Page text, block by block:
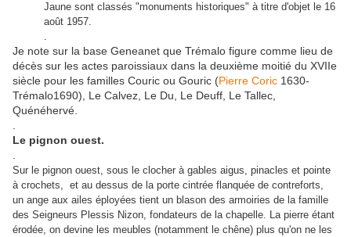
Jaune sont classés "monuments historiques" à titre d'objet le 16
août 1957.
.
Je note sur la base Geneanet que Trémalo figure comme lieu de
décès sur les actes paroissiaux dans la deuxième moitié du XVIIe
siècle pour les familles Couric ou Gouric (Pierre Coric 1630-
Trémalo1690), Le Calvez, Le Du, Le Deuff, Le Tallec,
Quénéhervé.
Le pignon ouest.
Sur le pignon ouest, sous le clocher à gables aigus, pinacles et pointe
à crochets, et au dessus de la porte cintrée flanquée de contreforts,
un ange aux ailes éployées tient un blason des armoiries de la famille
des Seigneurs Plessis Nizon, fondateurs de la chapelle. La pierre étant
érodée, on devine les meubles (notamment le chêne) plus qu'on ne les